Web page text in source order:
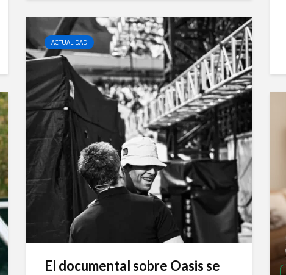
ACTUALIDAD
El documental sobre Oasis se